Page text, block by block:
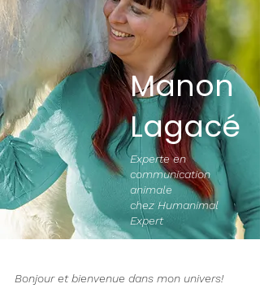
Manon
Lagacé
Experte en
communication
animale
chez Humanimal
Expert
Bonjour et bienvenue dans mon univers!